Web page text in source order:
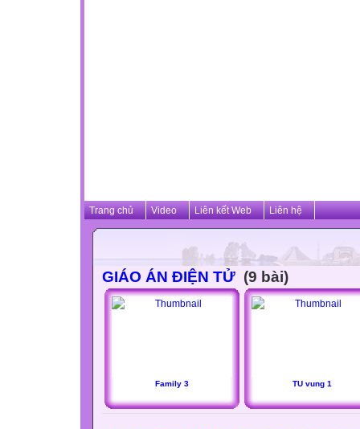
Trang chủ Video Liên kết Web Liên hệ
GIÁO ÁN ĐIỆN TỬ (9 bài)
Family 3 TU vung 1